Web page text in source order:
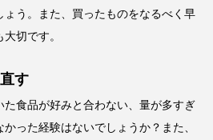
う。また、買ったものをなるべく早
切です。
す
た食品が好みと合わない、量が多すぎ
った経験はないでしょうか？また、